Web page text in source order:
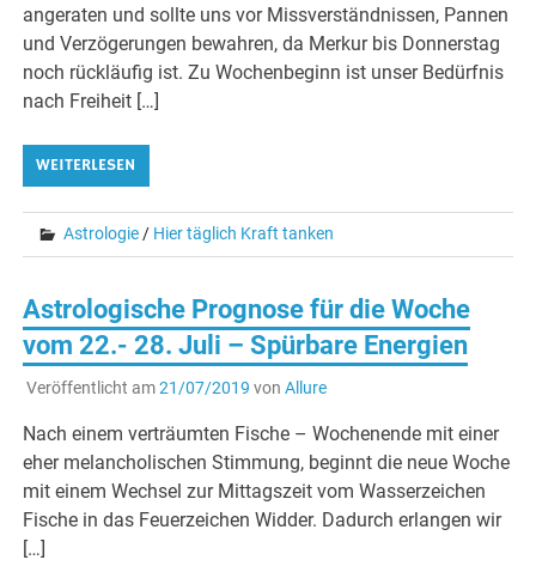
angeraten und sollte uns vor Missverständnissen, Pannen
und Verzögerungen bewahren, da Merkur bis Donnerstag
noch rückläufig ist. Zu Wochenbeginn ist unser Bedürfnis
nach Freiheit […]
WEITERLESEN
Astrologie/ Hier täglich Kraft tanken
Astrologische Prognose für die Woche
vom 22.- 28. Juli – Spürbare Energien
Veröffentlicht am21/07/2019 von Allure
Nach einem verträumten Fische – Wochenende mit einer
eher melancholischen Stimmung, beginnt die neue Woche
mit einem Wechsel zur Mittagszeit vom Wasserzeichen
Fische in das Feuerzeichen Widder. Dadurch erlangen wir
[…]